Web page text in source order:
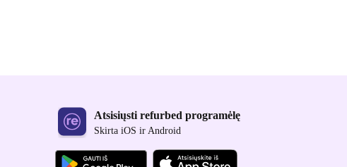
Atsisiųsti refurbed programėlę
Skirta iOS ir Android